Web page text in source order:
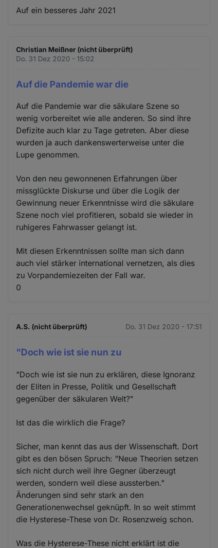
Auf ein besseres Jahr 2021
Christian Meißner (nicht überprüft)
Do. 31 Dez 2020 - 15:02
Auf die Pandemie war die
Auf die Pandemie war die säkulare Szene so
wenig vorbereitet wie alle anderen. So sind ihre
Defizite auch klar zu Tage getreten. Aber diese
wurden ja auch dankenswerterweise unter die
Lupe genommen.
Von den neu gewonnenen Erfahrungen über
missglückte Diskurse und über die Logik der
Gewinnung neuer Erkenntnisse wird die säkulare
Szene noch viel profitieren, sobald sie wieder in
ruhigeres Fahrwasser gelangt ist.
Mit diesen Erkenntnissen sollte man sich dann
auch viel stärker international vernetzen, als dies
zu Vorpandemiezeiten der Fall war.
0
A.S. (nicht überprüft) Do. 31 Dez 2020 - 17:51
"Doch wie ist sie nun zu
"Doch wie ist sie nun zu erklären, diese Ignoranz
der Eliten in Presse, Politik und Gesellschaft
gegenüber der säkularen Welt?"
Ist das die wirklich die Frage?
Sicher, man kennt das aus der Wissenschaft. Dort
gibt es den bösen Spruch: "Neue Theorien setzen
sich nicht durch weil ihre Gegner überzeugt
werden, sondern weil diese aussterben."
Änderungen sind sehr stark an den
Generationenwechsel geknüpft. In so weit stimmt
die Hysterese-These von Dr. Rosenzweig schon.
Was die Hysterese-These nicht erklärt ist die